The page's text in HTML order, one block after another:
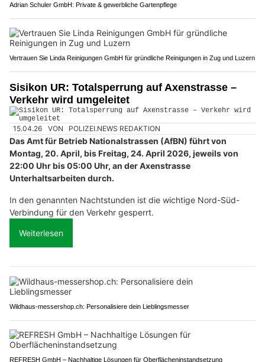
Adrian Schuler GmbH: Private & gewerbliche Gartenpflege
Vertrauen Sie Linda Reinigungen GmbH für gründliche Reinigungen in Zug und Luzern
Sisikon UR: Totalsperrung auf Axenstrasse –
Verkehr wird umgeleitet
15.04.26 VON POLIZEI.NEWS REDAKTION
Das Amt für Betrieb Nationalstrassen (AfBN) führt von
Montag, 20. April, bis Freitag, 24. April 2026, jeweils von
22:00 Uhr bis 05:00 Uhr, an der Axenstrasse
Unterhaltsarbeiten durch.
In den genannten Nachtstunden ist die wichtige Nord-Süd-
Verbindung für den Verkehr gesperrt.
Weiterlesen
Wildhaus-messershop.ch: Personalisiere dein Lieblingsmesser
REFRESH GmbH – Nachhaltige Lösungen für Oberflächeninstandsetzung